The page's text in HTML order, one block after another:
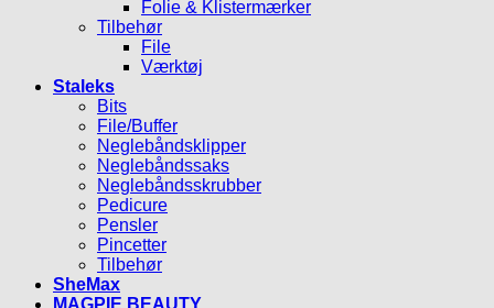
Folie & Klistermærker
Tilbehør
File
Værktøj
Staleks
Bits
File/Buffer
Neglebåndsklipper
Neglebåndssaks
Neglebåndsskrubber
Pedicure
Pensler
Pincetter
Tilbehør
SheMax